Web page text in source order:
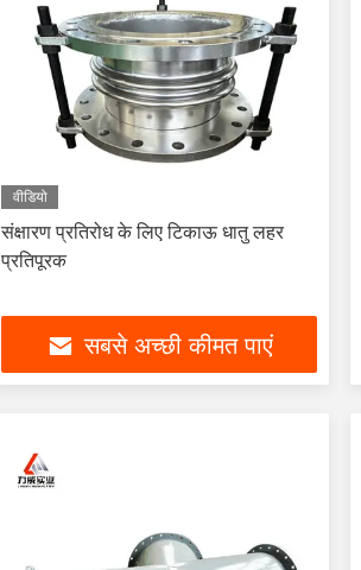
वीडियो
संक्षारण प्रतिरोध के लिए टिकाऊ धातु लहर
प्रतिपूरक
सबसे अच्छी कीमत पाएं